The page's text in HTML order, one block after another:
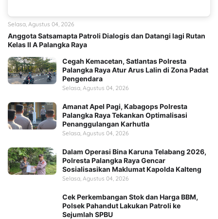
Anggota Satsamapta Patroli Dialogis dan Datangi lagi Rutan
Kelas II A Palangka Raya
Selasa, Agustus 04, 2026
Cegah Kemacetan, Satlantas Polresta
Palangka Raya Atur Arus Lalin di Zona Padat
Pengendara
Selasa, Agustus 04, 2026
Amanat Apel Pagi, Kabagops Polresta
Palangka Raya Tekankan Optimalisasi
Penanggulangan Karhutla
Selasa, Agustus 04, 2026
Dalam Operasi Bina Karuna Telabang 2026,
Polresta Palangka Raya Gencar
Sosialisasikan Maklumat Kapolda Kalteng
Selasa, Agustus 04, 2026
Cek Perkembangan Stok dan Harga BBM,
Polsek Pahandut Lakukan Patroli ke
Sejumlah SPBU